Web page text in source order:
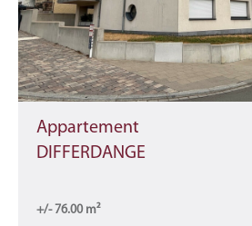
Appartement
DIFFERDANGE
+/- 76.00 m²